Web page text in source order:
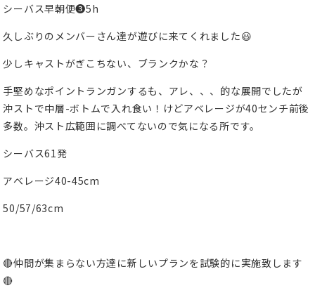
シーバス早朝便❸5h
久しぶりのメンバーさん達が遊びに来てくれました😃
少しキャストがぎこちない、ブランクかな？
手堅めなポイントランガンするも、アレ、、、的な展開でしたが
沖ストで中層-ボトムで入れ食い！けどアベレージが40センチ前後
多数。沖スト広範囲に調べてないので気になる所です。
シーバス61発
アベレージ40-45cm
50/57/63cm
🔴仲間が集まらない方達に新しいプランを試験的に実施致します
🔴